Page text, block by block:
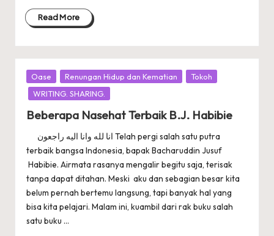
Read More
Posted
in
Oase Renungan Hidup dan Kematian
Tokoh
WRITING. SHARING.
Beberapa Nasehat Terbaik B.J. Habibie
terbaik bangsa Indonesia, bapak Bacharuddin Jusuf
Habibie. Airmata rasanya mengalir begitu saja, terisak
tanpa dapat ditahan. Meski aku dan sebagian besar kita
belum pernah bertemu langsung, tapi banyak hal yang
bisa kita pelajari. Malam ini, kuambil dari rak buku salah
satu buku ...